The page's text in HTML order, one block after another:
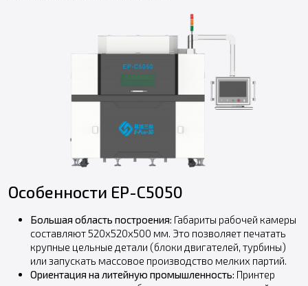
Особенности EP-C5050
Большая область построения: Габариты рабочей камеры
составляют 520x520x500 мм. Это позволяет печатать
крупные цельные детали (блоки двигателей, турбины)
или запускать массовое производство мелких партий.
Ориентация на литейную промышленность: Принтер